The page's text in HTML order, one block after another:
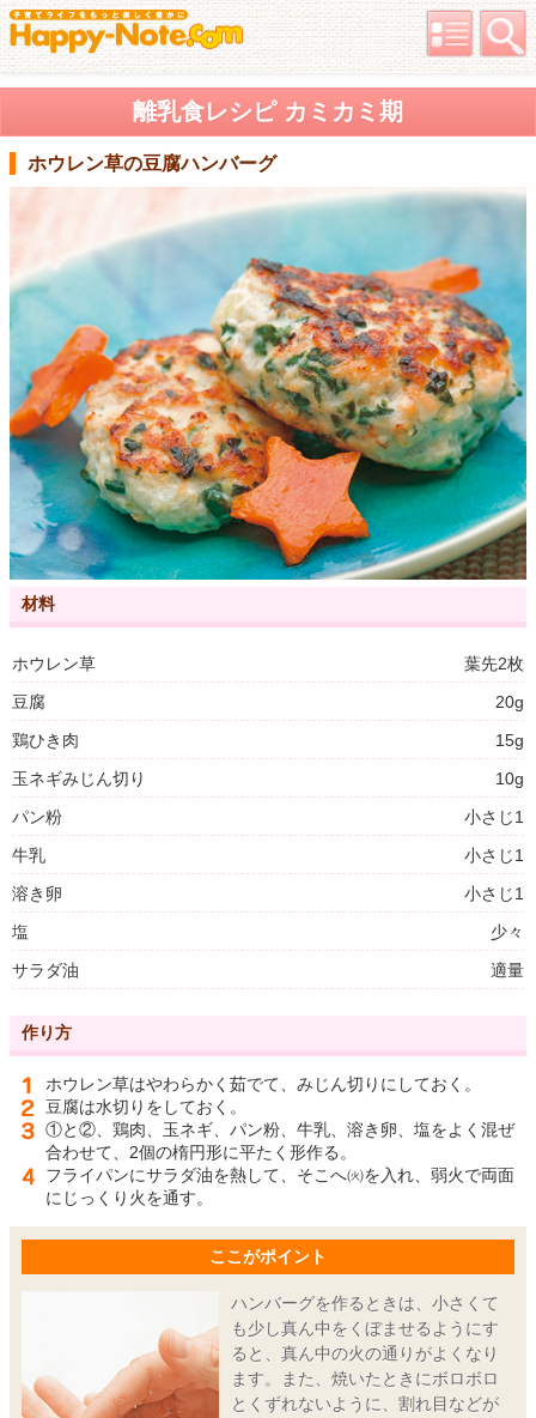
離乳食レシピ カミカミ期
ホウレン草の豆腐ハンバーグ
材料
ホウレン草
葉先2枚
豆腐
20g
鶏ひき肉
15g
玉ネギみじん切り
10g
パン粉
小さじ1
牛乳
小さじ1
溶き卵
小さじ1
塩
少々
サラダ油
適量
作り方
ホウレン草はやわらかく茹でて、みじん切りにしておく。
豆腐は水切りをしておく。
①と②、鶏肉、玉ネギ、パン粉、牛乳、溶き卵、塩をよく混ぜ
合わせて、2個の楕円形に平たく形作る。
フライパンにサラダ油を熱して、そこへ㈫を入れ、弱火で両面
にじっくり火を通す。
ここがポイント
ハンバーグを作るときは、小さくて
も少し真ん中をくぼませるようにす
ると、真ん中の火の通りがよくなり
ます。また、焼いたときにボロボロ
とくずれないように、割れ目などが